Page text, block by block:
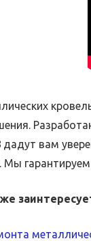
дадут вам
Мы